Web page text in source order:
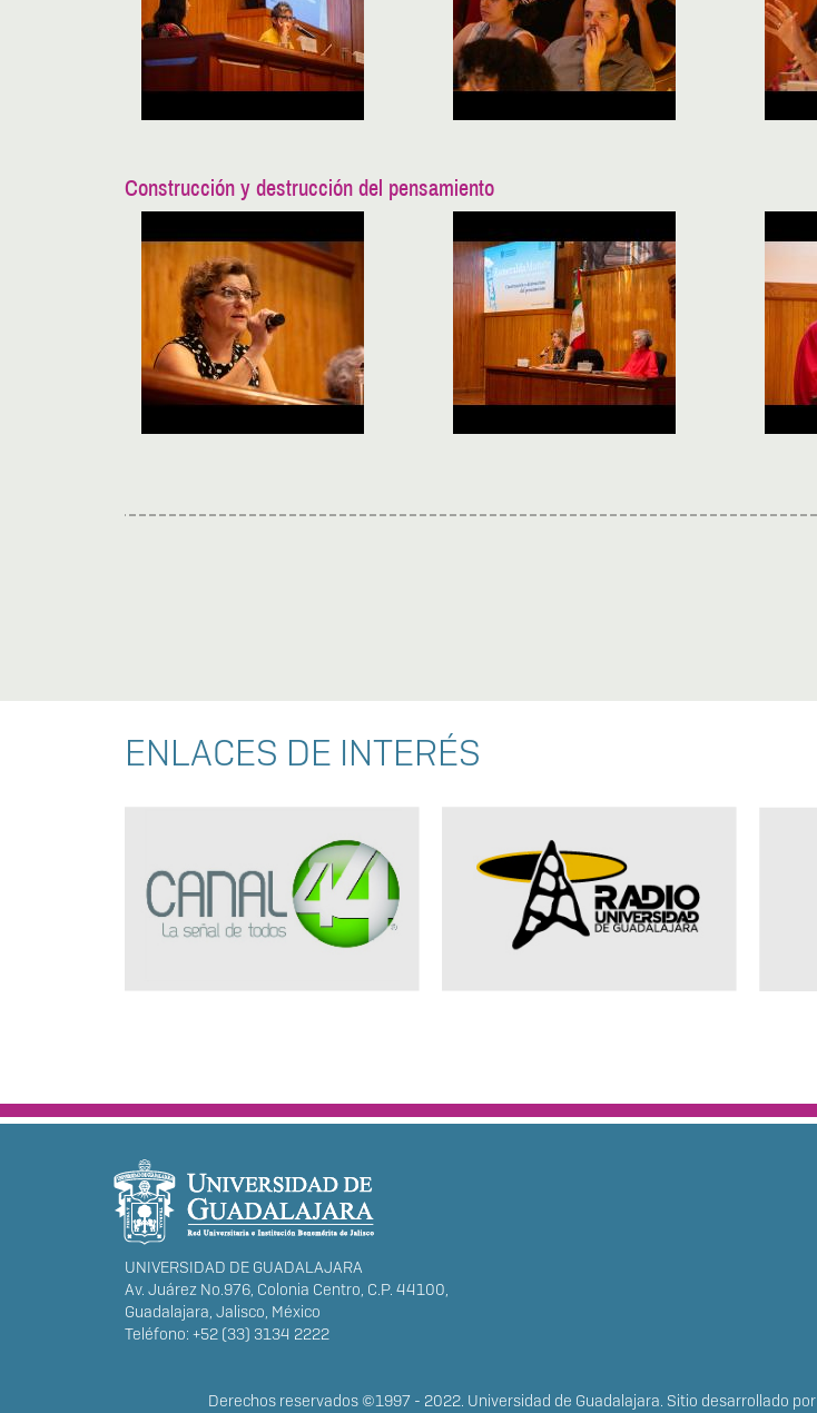
Construcción y destrucción del pensamiento
ENLACES DE INTERÉS
INFORMACIÓN DEL PORTAL
UNIVERSIDAD DE GUADALAJARA
Av. Juárez No.976, Colonia Centro, C.P. 44100,
Guadalajara, Jalisco, México
Teléfono: +52 (33) 3134 2222
DERECHOSDerechos reservados ©1997 - 2022. Universidad de Guadalajara. Sitio desarrollado por